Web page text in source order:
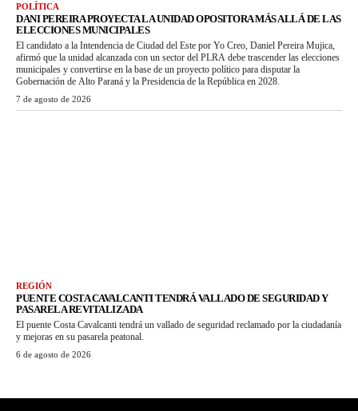
POLÍTICA
DANI PEREIRA PROYECTA LA UNIDAD OPOSITORA MÁS ALLÁ DE LAS
ELECCIONES MUNICIPALES
El candidato a la Intendencia de Ciudad del Este por Yo Creo, Daniel Pereira Mujica,
afirmó que la unidad alcanzada con un sector del PLRA debe trascender las elecciones
municipales y convertirse en la base de un proyecto político para disputar la
Gobernación de Alto Paraná y la Presidencia de la República en 2028.
7 de agosto de 2026
REGIÓN
PUENTE COSTA CAVALCANTI TENDRÁ VALLADO DE SEGURIDAD Y
PASARELA REVITALIZADA
El puente Costa Cavalcanti tendrá un vallado de seguridad reclamado por la ciudadanía
y mejoras en su pasarela peatonal.
6 de agosto de 2026